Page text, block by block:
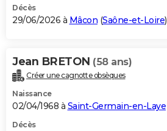
Décès
29/06/2026 à Mâcon (Saône-et-Loire)
Jean BRETON (58 ans)
Créer une cagnotte obsèques
Naissance
02/04/1968 à Saint-Germain-en-Laye
Décès